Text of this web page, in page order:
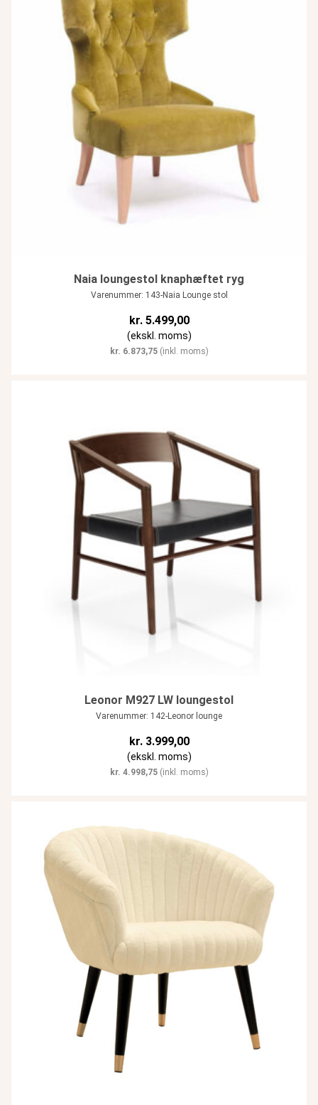
Naia loungestol knaphæftet ryg
Varenummer: 143-Naia Lounge stol
kr.5.499,00
(ekskl. moms)
kr. 6.873,75(inkl. moms)
Leonor M927 LW loungestol
Varenummer: 142-Leonor lounge
kr.3.999,00
(ekskl. moms)
kr. 4.998,75(inkl. moms)